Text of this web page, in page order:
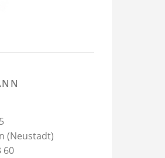
(Neustadt)
60